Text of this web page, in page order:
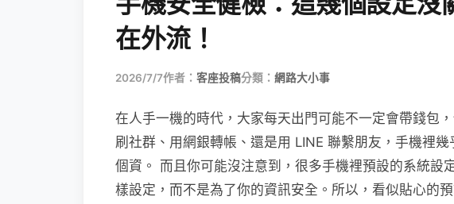
在外流！
2026/7/7作者： 客座投稿分類： 網路大小事
在人手一機的時代，大家每天出門可能不一定會帶錢包
刷社群、用網銀轉帳、還是用 LINE 聯繫朋友，手機裡
個資。 而且你可能沒注意到，很多手機裡預設的系統設
樣設定，而不是為了你的資訊安全。所以，看似貼心的